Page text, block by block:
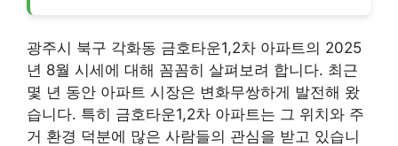
광주시 북구 각화동 금호타운1,2차 아파트의 2025
년 8월 시세에 대해 꼼꼼히 살펴보려 합니다. 최근
몇 년 동안 아파트 시장은 변화무쌍하게 발전해 왔
습니다. 특히 금호타운1,2차 아파트는 그 위치와 주
거 환경 덕분에 많은 사람들의 관심을 받고 있습니